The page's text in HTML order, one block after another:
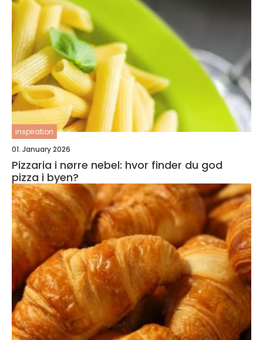
inspiration
01. January 2026
Pizzaria i nørre nebel: hvor finder du god
pizza i byen?